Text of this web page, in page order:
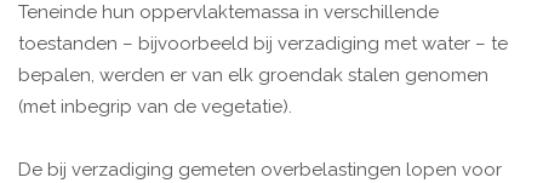
Teneinde hun oppervlaktemassa in verschillende
toestanden – bijvoorbeeld bij verzadiging met water – te
bepalen, werden er van elk groendak stalen genomen
(met inbegrip van de vegetatie).
De bij verzadiging gemeten overbelastingen lopen voor